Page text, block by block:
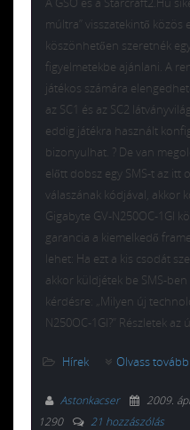
múltra” visszatekintő közös
köszönhetően szeretnék
figyelmetekbe ajánlani. A
játékos számára
az SC1 és az SC2
eddig játékra használt
bizonyulhat. ? De van
előtt dobsz egy SMS-t az itt
válaszának kódjával, akkor
Gigabyte GV-N250OC-1GI
garancia a kiemelkedő
lehet: Ha ezt a kis csodát
akkor küldjétek be SMS-
kérdésre: „Milyen új
N250OC-1GI?” Részletek az
Hírek Olvass tovább
Astonkacser 2009.
1290
21 hozzászólás